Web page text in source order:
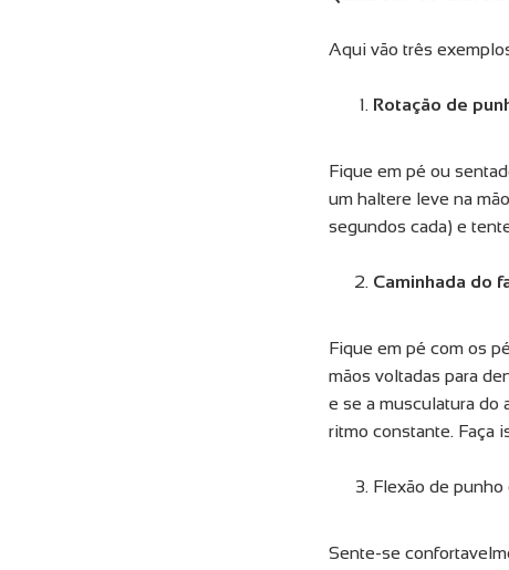
Aqui vão três
Rotação de
Fique em pé ou
um haltere leve na
segundos cada) e
Caminhada do
Fique em pé com os
mãos voltadas para
e se a musculatura do
ritmo constante. Faça
Flexão de punho
Sente-se